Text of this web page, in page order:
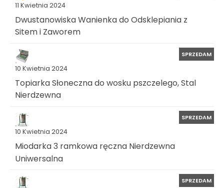
11 Kwietnia 2024
Dwustanowiska Wanienka do Odsklepiania z
Sitem i Zaworem
10 Kwietnia 2024
SPRZEDAM
Topiarka Słoneczna do wosku pszczelego, Stal
Nierdzewna
10 Kwietnia 2024
SPRZEDAM
Miodarka 3 ramkowa ręczna Nierdzewna
Uniwersalna
SPRZEDAM